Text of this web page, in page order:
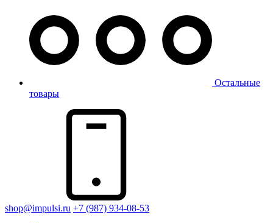
Остальные
товары
shop@impulsi.ru +7 (987) 934-08-53